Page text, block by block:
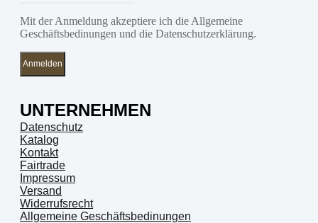
Mit der Anmeldung akzeptiere ich die Allgemeine
Geschäftsbedinungen und die Datenschutzerklärung.
Anmelden
UNTERNEHMEN
Datenschutz
Katalog
Kontakt
Fairtrade
Impressum
Versand
Widerrufsrecht
Allgemeine Geschäftsbedinungen